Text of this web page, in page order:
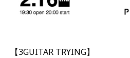
【3GUITAR TRYING】